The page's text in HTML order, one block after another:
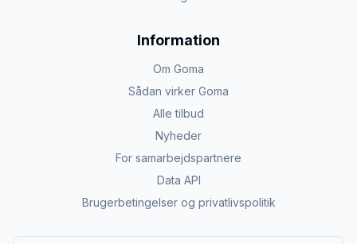
Information
Om Goma
Sådan virker Goma
Alle tilbud
Nyheder
For samarbejdspartnere
Data API
Brugerbetingelser og privatlivspolitik